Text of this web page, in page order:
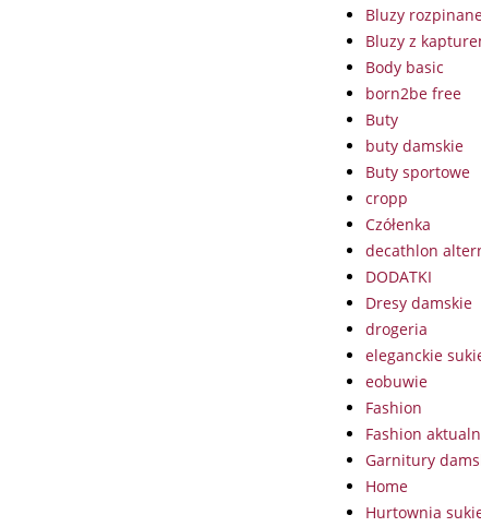
Bluzy
Bluzy z
Body basic
born2be free
Buty
buty damskie
Buty sportowe
cropp
Czółenka
decathlon
DODATKI
Dresy damskie
drogeria
eleganckie
eobuwie
Fashion
Fashion
Garnitury
Home
Hurtownia